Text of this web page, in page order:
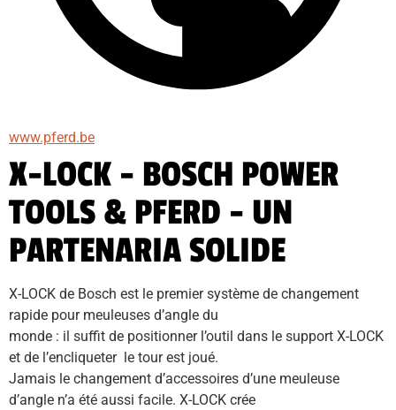
www.pferd.be
X-LOCK - BOSCH POWER
TOOLS & PFERD - UN
PARTENARIA SOLIDE
X-LOCK de Bosch est le premier système de changement
rapide pour meuleuses d’angle du
monde : il suffit de positionner l’outil dans le support X-LOCK
et de l’encliqueter  le tour est joué.
Jamais le changement d’accessoires d’une meuleuse
d’angle n’a été aussi facile. X-LOCK crée